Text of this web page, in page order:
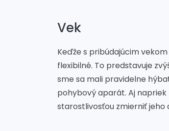
Vek
Keďže s pribúdajúcim
flexibilné. To predstavuje
sme sa mali pravidelne
pohybový aparát. Aj
starostlivosťou zmierniť jeho